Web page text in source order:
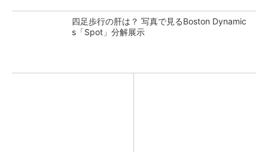
四足歩行の肝は？ 写真で見るBoston Dynamic
s「Spot」分解展示